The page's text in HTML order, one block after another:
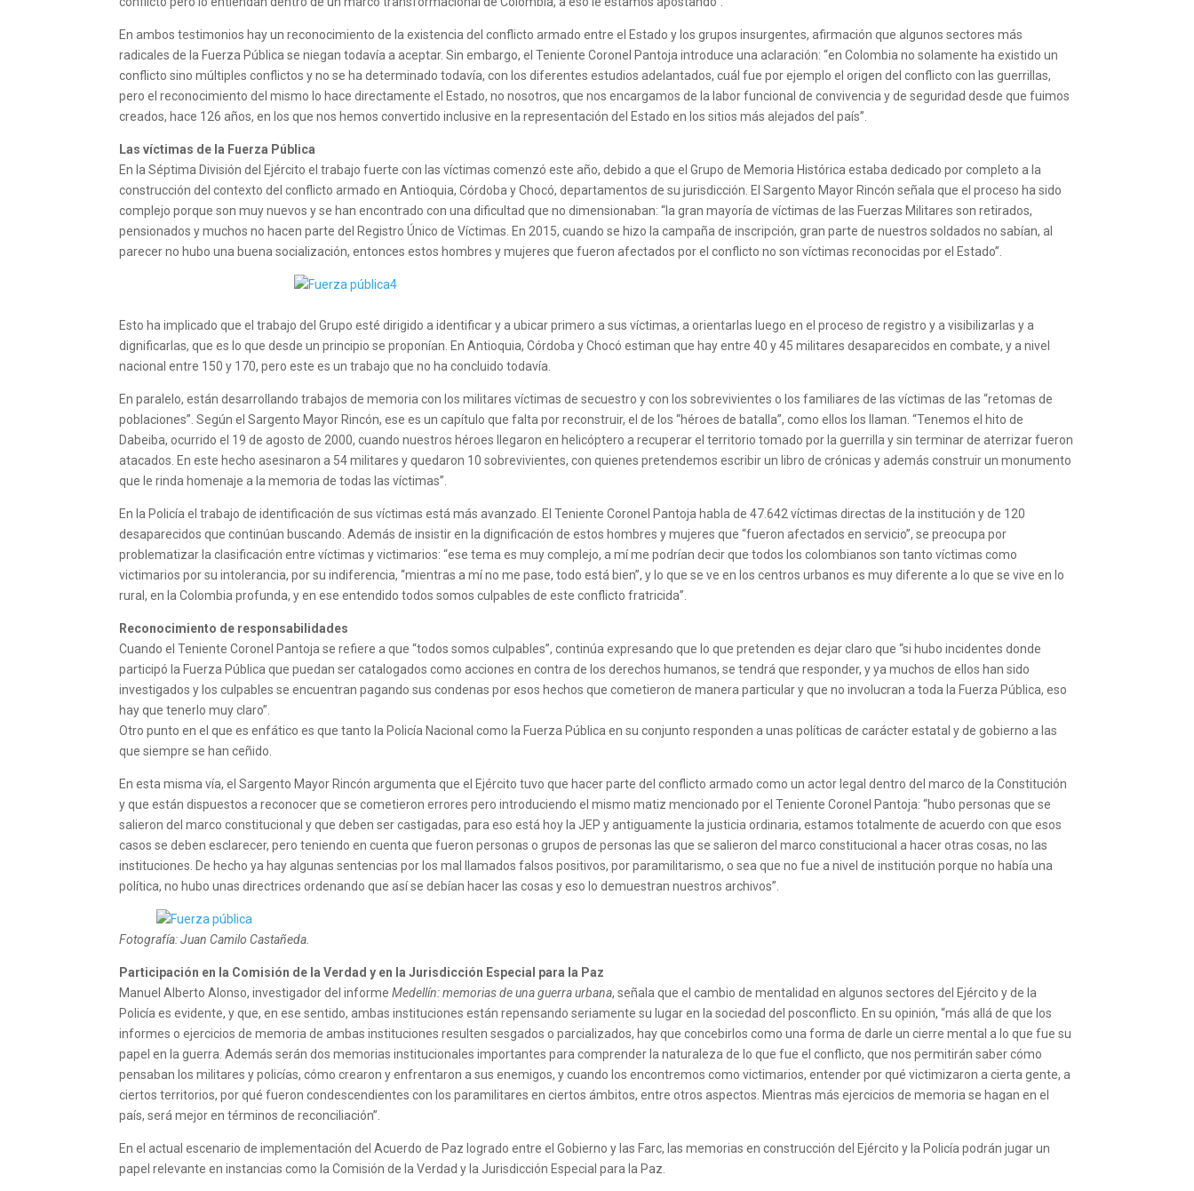
En ambos testimonios hay un reconocimiento de la existencia del conflicto armado entre el Estado y los grupos insurgentes, afirmación que algunos sectores más
radicales de la Fuerza Pública se niegan todavía a aceptar. Sin embargo, el Teniente Coronel Pantoja introduce una aclaración: “en Colombia no solamente ha existido un
conflicto sino múltiples conflictos y no se ha determinado todavía, con los diferentes estudios adelantados, cuál fue por ejemplo el origen del conflicto con las guerrillas,
pero el reconocimiento del mismo lo hace directamente el Estado, no nosotros, que nos encargamos de la labor funcional de convivencia y de seguridad desde que fuimos
creados, hace 126 años, en los que nos hemos convertido inclusive en la representación del Estado en los sitios más alejados del país”.
Las víctimas de la Fuerza Pública
En la Séptima División del Ejército el trabajo fuerte con las víctimas comenzó este año, debido a que el Grupo de Memoria Histórica estaba dedicado por completo a la
construcción del contexto del conflicto armado en Antioquia, Córdoba y Chocó, departamentos de su jurisdicción. El Sargento Mayor Rincón señala que el proceso ha sido
complejo porque son muy nuevos y se han encontrado con una dificultad que no dimensionaban: “la gran mayoría de víctimas de las Fuerzas Militares son retirados,
pensionados y muchos no hacen parte del Registro Único de Víctimas. En 2015, cuando se hizo la campaña de inscripción, gran parte de nuestros soldados no sabían, al
parecer no hubo una buena socialización, entonces estos hombres y mujeres que fueron afectados por el conflicto no son víctimas reconocidas por el Estado”.
Esto ha implicado que el trabajo del Grupo esté dirigido a identificar y a ubicar primero a sus víctimas, a orientarlas luego en el proceso de registro y a visibilizarlas y a
dignificarlas, que es lo que desde un principio se proponían. En Antioquia, Córdoba y Chocó estiman que hay entre 40 y 45 militares desaparecidos en combate, y a nivel
nacional entre 150 y 170, pero este es un trabajo que no ha concluido todavía.
En paralelo, están desarrollando trabajos de memoria con los militares víctimas de secuestro y con los sobrevivientes o los familiares de las víctimas de las “retomas de
poblaciones”. Según el Sargento Mayor Rincón, ese es un capítulo que falta por reconstruir, el de los “héroes de batalla”, como ellos los llaman. “Tenemos el hito de
Dabeiba, ocurrido el 19 de agosto de 2000, cuando nuestros héroes llegaron en helicóptero a recuperar el territorio tomado por la guerrilla y sin terminar de aterrizar fueron
atacados. En este hecho asesinaron a 54 militares y quedaron 10 sobrevivientes, con quienes pretendemos escribir un libro de crónicas y además construir un monumento
que le rinda homenaje a la memoria de todas las víctimas”.
En la Policía el trabajo de identificación de sus víctimas está más avanzado. El Teniente Coronel Pantoja habla de 47.642 víctimas directas de la institución y de 120
desaparecidos que continúan buscando. Además de insistir en la dignificación de estos hombres y mujeres que “fueron afectados en servicio”, se preocupa por
problematizar la clasificación entre víctimas y victimarios: “ese tema es muy complejo, a mí me podrían decir que todos los colombianos son tanto víctimas como
victimarios por su intolerancia, por su indiferencia, “mientras a mí no me pase, todo está bien”, y lo que se ve en los centros urbanos es muy diferente a lo que se vive en lo
rural, en la Colombia profunda, y en ese entendido todos somos culpables de este conflicto fratricida”.
Reconocimiento de responsabilidades
Cuando el Teniente Coronel Pantoja se refiere a que “todos somos culpables”, continúa expresando que lo que pretenden es dejar claro que “si hubo incidentes donde
participó la Fuerza Pública que puedan ser catalogados como acciones en contra de los derechos humanos, se tendrá que responder, y ya muchos de ellos han sido
investigados y los culpables se encuentran pagando sus condenas por esos hechos que cometieron de manera particular y que no involucran a toda la Fuerza Pública, eso
hay que tenerlo muy claro”.
Otro punto en el que es enfático es que tanto la Policía Nacional como la Fuerza Pública en su conjunto responden a unas políticas de carácter estatal y de gobierno a las
que siempre se han ceñido.
En esta misma vía, el Sargento Mayor Rincón argumenta que el Ejército tuvo que hacer parte del conflicto armado como un actor legal dentro del marco de la Constitución
y que están dispuestos a reconocer que se cometieron errores pero introduciendo el mismo matiz mencionado por el Teniente Coronel Pantoja: “hubo personas que se
salieron del marco constitucional y que deben ser castigadas, para eso está hoy la JEP y antiguamente la justicia ordinaria, estamos totalmente de acuerdo con que esos
casos se deben esclarecer, pero teniendo en cuenta que fueron personas o grupos de personas las que se salieron del marco constitucional a hacer otras cosas, no las
instituciones. De hecho ya hay algunas sentencias por los mal llamados falsos positivos, por paramilitarismo, o sea que no fue a nivel de institución porque no había una
política, no hubo unas directrices ordenando que así se debían hacer las cosas y eso lo demuestran nuestros archivos”.
Fotografía: Juan Camilo Castañeda.
Participación en la Comisión de la Verdad y en la Jurisdicción Especial para la Paz
Manuel Alberto Alonso, investigador del informeMedellín: memorias de una guerra urbana, señala que el cambio de mentalidad en algunos sectores del Ejército y de la
Policía es evidente, y que, en ese sentido, ambas instituciones están repensando seriamente su lugar en la sociedad del posconflicto. En su opinión, “más allá de que los
informes o ejercicios de memoria de ambas instituciones resulten sesgados o parcializados, hay que concebirlos como una forma de darle un cierre mental a lo que fue su
papel en la guerra. Además serán dos memorias institucionales importantes para comprender la naturaleza de lo que fue el conflicto, que nos permitirán saber cómo
pensaban los militares y policías, cómo crearon y enfrentaron a sus enemigos, y cuando los encontremos como victimarios, entender por qué victimizaron a cierta gente, a
ciertos territorios, por qué fueron condescendientes con los paramilitares en ciertos ámbitos, entre otros aspectos. Mientras más ejercicios de memoria se hagan en el
país, será mejor en términos de reconciliación”.
En el actual escenario de implementación del Acuerdo de Paz logrado entre el Gobierno y las Farc, las memorias en construcción del Ejército y la Policía podrán jugar un
papel relevante en instancias como la Comisión de la Verdad y la Jurisdicción Especial para la Paz.